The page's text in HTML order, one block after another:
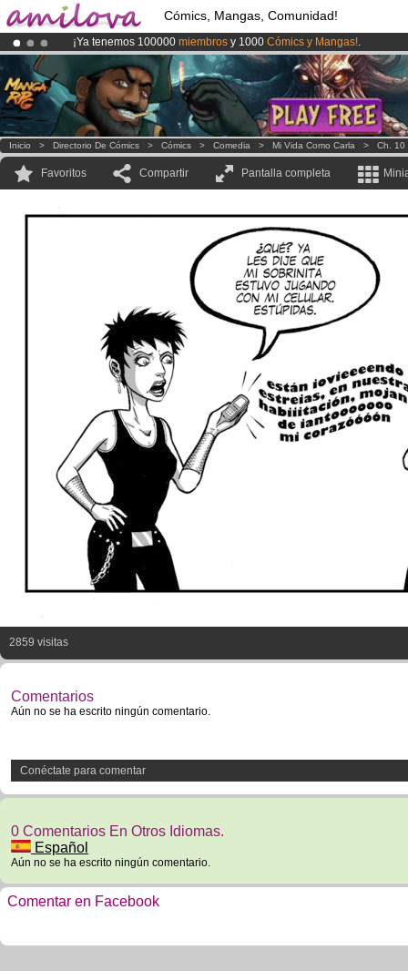
Cómics, Mangas, Comunidad!
¡Ya tenemos 100000 miembros y 1000 Cómics y Mangas!.
¡Conviertete en Premium por3.95 eurosal mes!Hazte Premium ya
El Kickstarter Amilova está desormado lanzado!.
Inicio > Directorio De Cómics > Cómics > Comedia > Mi Vida Como Carla > Ch. 10
Favoritos Compartir Pantalla completa
2859 visitas
Comentarios
Aún no se ha escrito ningún comentario.
Conéctate para comentar
0 Comentarios En Otros Idiomas.
Español
Aún no se ha escrito ningún comentario.
Comentar en Facebook